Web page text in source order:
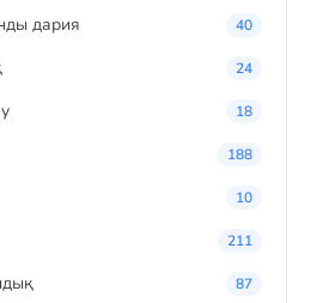
дария 40
24
18
188
10
211
87